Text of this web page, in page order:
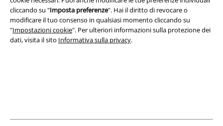
cliccando su "Imposta preferenze". Hai il diritto di revocare o
modificare il tuo consenso in qualsiasi momento cliccando su
"Impostazioni cookie". Per ulteriori informazioni sulla protezione dei
dati, visita il sito Informativa sulla privacy.
Smaltimento rifiuti e protezione dell’ambiente
Dichiarazione di Conformità